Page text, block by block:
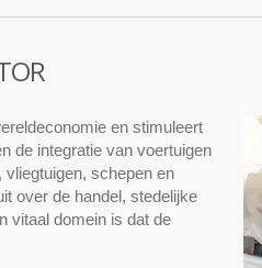
en stimuleert
de integratie van voertuigen
schepen en
over de handel, stedelijke
vitaal domein is dat de